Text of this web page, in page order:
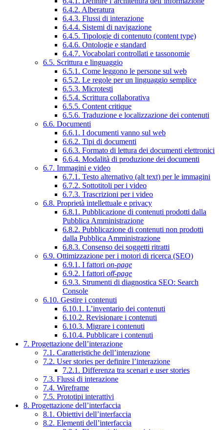
6.4.2. Alberatura
6.4.3. Flussi di interazione
6.4.4. Sistemi di navigazione
6.4.5. Tipologie di contenuto (content type)
6.4.6. Ontologie e standard
6.4.7. Vocabolari controllati e tassonomie
6.5. Scrittura e linguaggio
6.5.1. Come leggono le persone sul web
6.5.2. Le regole per un linguaggio semplice
6.5.3. Microtesti
6.5.4. Scrittura collaborativa
6.5.5. Content critique
6.5.6. Traduzione e localizzazione dei contenuti
6.6. Documenti
6.6.1. I documenti vanno sul web
6.6.2. Tipi di documenti
6.6.3. Formato di lettura dei documenti elettronici
6.6.4. Modalità di produzione dei documenti
6.7. Immagini e video
6.7.1. Testo alternativo (alt text) per le immagini
6.7.2. Sottotitoli per i video
6.7.3. Trascrizioni per i video
6.8. Proprietà intellettuale e privacy
6.8.1. Pubblicazione di contenuti prodotti dalla
Pubblica Amministrazione
6.8.2. Pubblicazione di contenuti non prodotti
dalla Pubblica Amministrazione
6.8.3. Consenso dei soggetti ritratti
6.9. Ottimizzazione per i motori di ricerca (SEO)
6.9.1. I fattori on-page
6.9.2. I fattori off-page
6.9.3. Strumenti di diagnostica SEO: Search
Console
6.10. Gestire i contenuti
6.10.1. L’inventario dei contenuti
6.10.2. Revisionare i contenuti
6.10.3. Migrare i contenuti
6.10.4. Pubblicare i contenuti
7. Progettazione dell’interazione
7.1. Caratteristiche dell’interazione
7.2. User stories per definire l’interazione
7.2.1. Differenza tra scenari e user stories
7.3. Flussi di interazione
7.4. Wireframe
7.5. Prototipi interattivi
8. Progettazione dell’interfaccia
8.1. Obiettivi dell’interfaccia
8.2. Elementi dell’interfaccia